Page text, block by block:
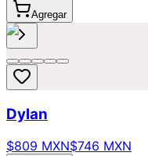
Agregar
Dylan
$809 MXN$746 MXN